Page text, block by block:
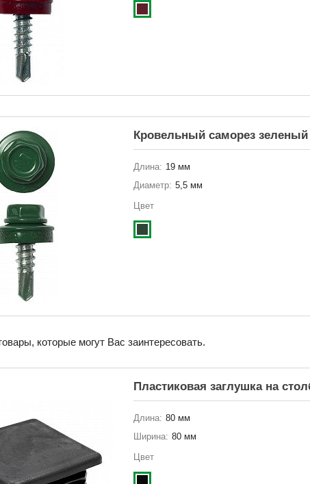
Кровельный саморез зеленый
Длина: 19 мм
Диаметр: 5,5 мм
Цвет
которые могут Вас заинтересовать.
Пластиковая заглушка на
Длина: 80 мм
Ширина: 80 мм
Цвет